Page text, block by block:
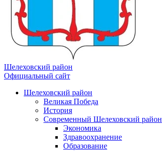
Шелеховский район
Официальный сайт
Шелеховский район
Великая Победа
История
Современный Шелеховский район
Экономика
Здравоохранение
Образование